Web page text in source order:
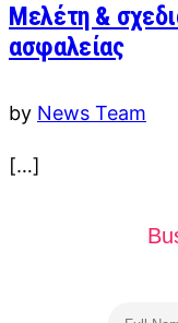
Μελέτη &
ασφαλείας
by News Team
[…]